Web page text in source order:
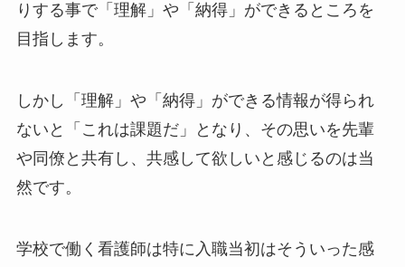
りする事で「理解」や「納得」ができるところを
目指します。
しかし「理解」や「納得」ができる情報が得られ
ないと「これは課題だ」となり、その思いを先輩
や同僚と共有し、共感して欲しいと感じるのは当
然です。
学校で働く看護師は特に入職当初はそういった感